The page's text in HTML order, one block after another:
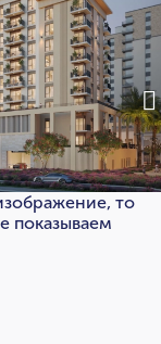
то
показываем